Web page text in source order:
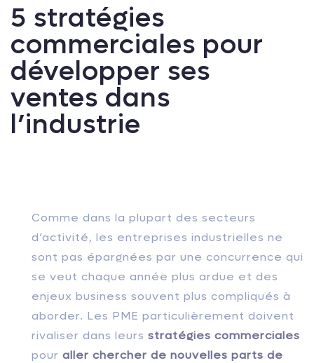
5 stratégies
commerciales pour
développer ses
ventes dans
l’industrie
Comme dans la plupart des secteurs
d’activité, les entreprises industrielles ne
sont pas épargnées par une concurrence qui
se veut chaque année plus ardue et des
enjeux business souvent plus compliqués à
aborder. Les PME particulièrement doivent
rivaliser dans leurs stratégies commerciales
pour aller chercher de nouvelles parts de